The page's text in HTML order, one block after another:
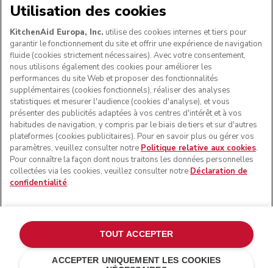
NOUS ACCEPTONS
SUIVEZ-NOUS
forme du robot pâtissier multifonction sont des marques
commerciales aux États-Unis et ailleurs.
Gérer mes cookies
Politique de confidentialité
Utilisation des cookies
KitchenAid Europa, Inc. utilise des cookies internes et tiers pour
garantir le fonctionnement du site et offrir une expérience de navigation
fluide (cookies strictement nécessaires). Avec votre consentement,
nous utilisons également des cookies pour améliorer les
performances du site Web et proposer des fonctionnalités
supplémentaires (cookies fonctionnels), réaliser des analyses
statistiques et mesurer l'audience (cookies d'analyse), et vous
présenter des publicités adaptées à vos centres d'intérêt et à vos
habitudes de navigation, y compris par le biais de tiers et sur d'autres
plateformes (cookies publicitaires). Pour en savoir plus ou gérer vos
paramètres, veuillez consulter notre Politique relative aux cookies.
Pour connaître la façon dont nous traitons les données personnelles
collectées via les cookies, veuillez consulter notre Déclaration de
confidentialité.
ACCEPTER UNIQUEMENT LES COOKIES
TOUT ACCEPTER